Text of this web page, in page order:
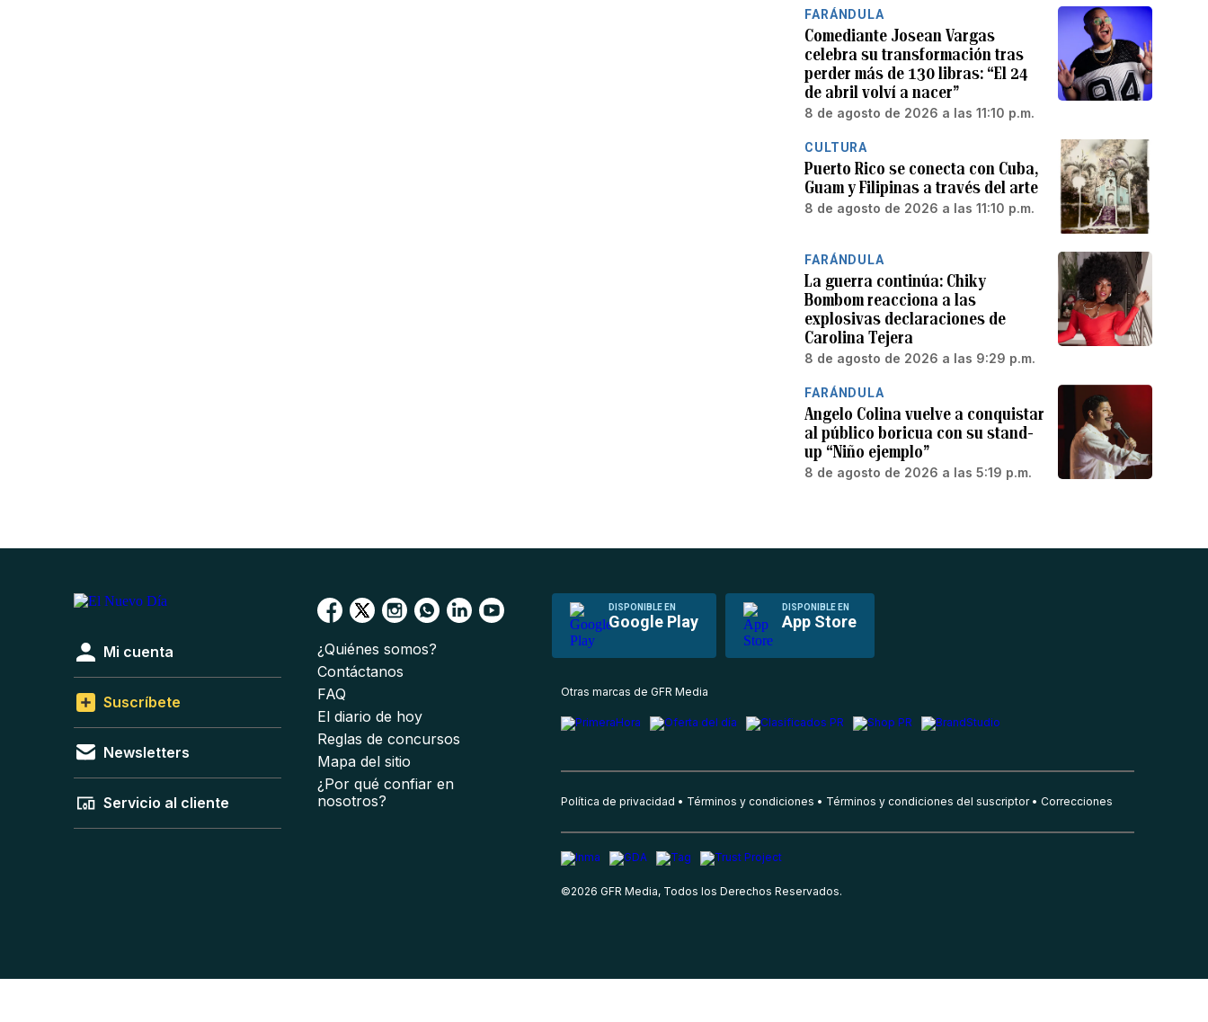
FARÁNDULA
Comediante Josean Vargas
celebra su transformación tras
perder más de 130 libras: “El 24
de abril volví a nacer”
8 de agosto de 2026 a las 11:10 p.m.
CULTURA
Puerto Rico se conecta con Cuba,
Guam y Filipinas a través del arte
8 de agosto de 2026 a las 11:10 p.m.
FARÁNDULA
La guerra continúa: Chiky
Bombom reacciona a las
explosivas declaraciones de
Carolina Tejera
8 de agosto de 2026 a las 9:29 p.m.
FARÁNDULA
Angelo Colina vuelve a conquistar
al público boricua con su stand-
up “Niño ejemplo”
8 de agosto de 2026 a las 5:19 p.m.
DISPONIBLE EN
Google Play
DISPONIBLE EN
App Store
Mi cuenta
Suscríbete
Newsletters
Servicio al cliente
¿Quiénes somos?
Contáctanos
FAQ
El diario de hoy
Reglas de concursos
Mapa del sitio
¿Por qué confiar en
nosotros?
Otras marcas de GFR Media
Política de privacidad Términos y condiciones Términos y condiciones del suscriptor Correcciones
©2026 GFR Media, Todos los Derechos Reservados.